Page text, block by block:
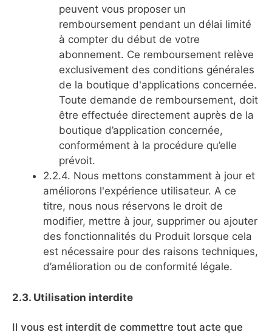
peuvent vous proposer un
remboursement pendant un délai limité
à compter du début de votre
abonnement. Ce remboursement relève
exclusivement des conditions générales
de la boutique d'applications concernée.
Toute demande de remboursement, doit
être effectuée directement auprès de la
boutique d’application concernée,
conformément à la procédure qu’elle
prévoit.
2.2.4. Nous mettons constamment à jour et
améliorons l'expérience utilisateur. A ce
titre, nous nous réservons le droit de
modifier, mettre à jour, supprimer ou ajouter
des fonctionnalités du Produit lorsque cela
est nécessaire pour des raisons techniques,
d’amélioration ou de conformité légale.
2.3. Utilisation interdite
Il vous est interdit de commettre tout acte que